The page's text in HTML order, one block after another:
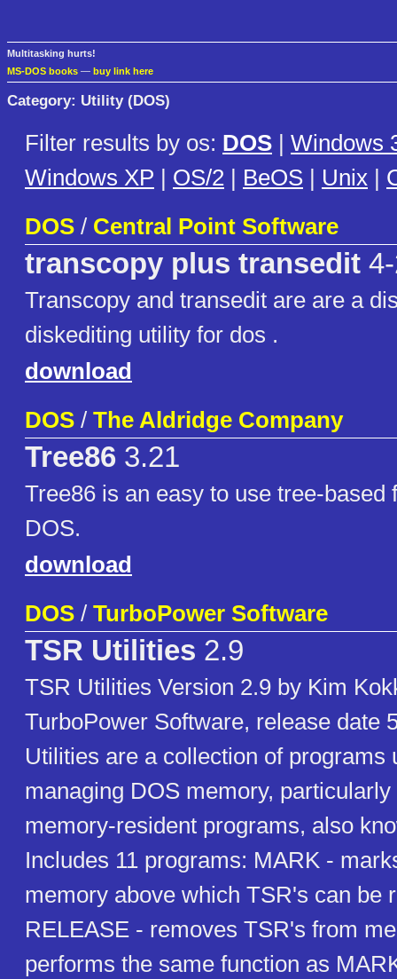
Multitasking hurts!
MS-DOS books — buy link here
Category: Utility (DOS)
Filter results by os: DOS | Windows
Windows XP | OS/2 | BeOS | Unix |
DOS / Central Point Software
transcopy plus transedit
Transcopy and transedit are are a
diskediting utility for dos .
download
DOS / The Aldridge Company
Tree86 3.21
Tree86 is an easy to use tree-based
DOS.
download
DOS / TurboPower Software
TSR Utilities 2.9
TSR Utilities Version 2.9 by Kim
TurboPower Software, release date
Utilities are a collection of programs
managing DOS memory,
memory-resident programs, also
Includes 11 programs: MARK -
memory above which TSR's can be
RELEASE - removes TSR's from
performs the same function as